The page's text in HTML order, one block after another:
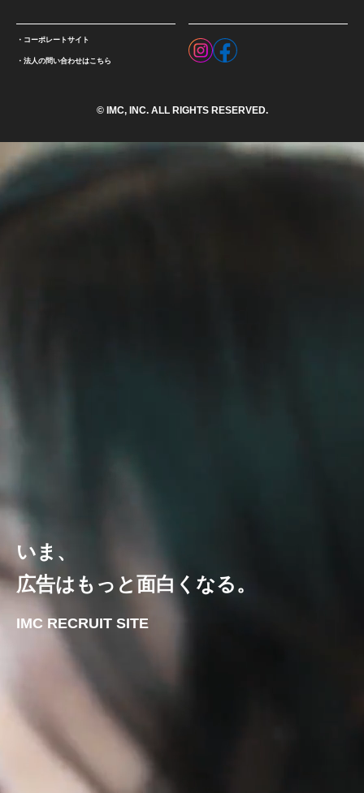
コーポレートサイト
法人の問い合わせはこちら
© IMC, INC. ALL RIGHTS RESERVED.
いま、
広告はもっと面白くなる。
IMC RECRUIT SITE